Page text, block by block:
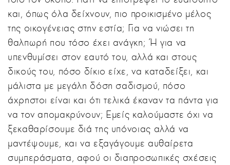
και, όπως όλα δείχνουν, πιο προικισμένο μέλος
της οικογένειας στην εστία; Για να νιώσει τη
θαλπωρή που τόσο έχει ανάγκη; Ή για να
υπενθυμίσει στον εαυτό του, αλλά και στους
δικούς του, πόσο δίκιο είχε, να καταδείξει, και
μάλιστα με μεγάλη δόση σαδισμού, πόσο
άχρηστοι είναι και ότι τελικά έκαναν τα πάντα για
να τον απομακρύνουν; Εμείς καλούμαστε όχι να
ξεκαθαρίσουμε διά της υπόνοιας αλλά να
μαντέψουμε, και να εξαγάγουμε αυθαίρετα
συμπεράσματα, αφού οι διαπροσωπικές σχέσεις